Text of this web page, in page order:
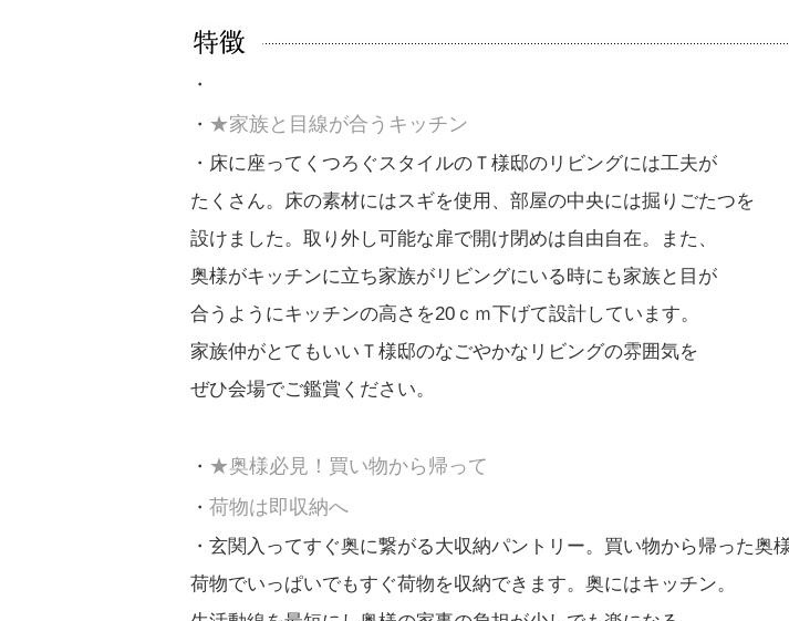
★家族と目線が合うキッチン
床に座ってくつろぐスタイルのＴ様邸のリビングには工夫が
たくさん。床の素材にはスギを使用、部屋の中央には掘りごたつを
設けました。取り外し可能な扉で開け閉めは自由自在。また、
奥様がキッチンに立ち家族がリビングにいる時にも家族と目が
合うようにキッチンの高さを20ｃｍ下げて設計しています。
家族仲がとてもいいＴ様邸のなごやかなリビングの雰囲気を
ぜひ会場でご鑑賞ください。
★奥様必見！買い物から帰って
荷物は即収納へ
玄関入ってすぐ奥に繋がる大収納パントリー。買い物から帰った奥
荷物でいっぱいでもすぐ荷物を収納できます。奥にはキッチン。